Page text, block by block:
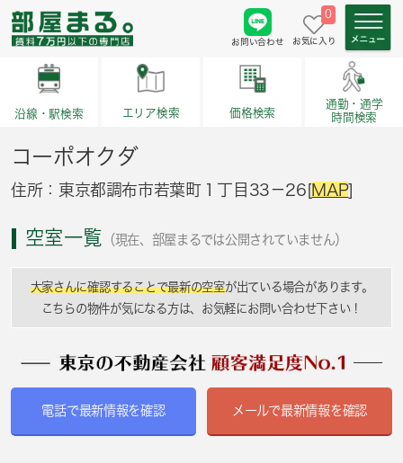
お問い合わせ
0
お気に入り
沿線・駅検索 エリア検索 価格検索
通勤・通学
時間検索
コーポオクダ
住所：東京都調布市若葉町１丁目33－26[MAP]
空室一覧 （現在、部屋まるでは公開されていません）
大家さんに確認することで最新の空室が出ている場合があります。
こちらの物件が気になる方は、お気軽にお問い合わせ下さい！
電話で最新情報を確認 メールで最新情報を確認